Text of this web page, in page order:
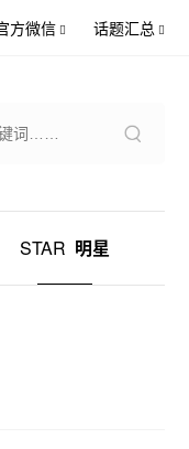
方微信 话题汇总
STAR 明星